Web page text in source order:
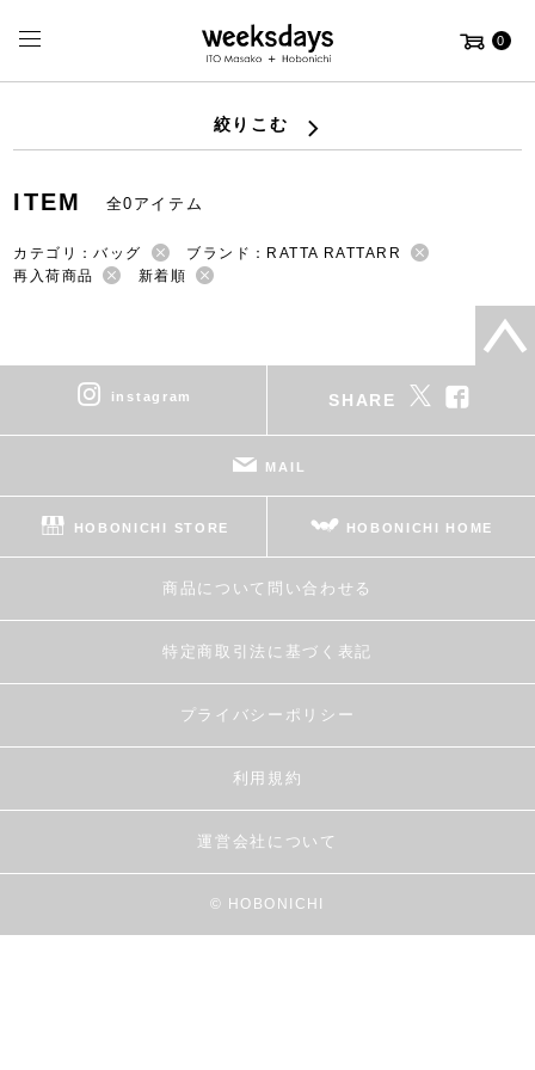
0
絞りこむ
ITEM 全0アイテム
カテゴリ：バッグ
ブランド：RATTA RATTARR
再入荷商品
新着順
instagram SHARE
MAIL
HOBONICHI STORE HOBONICHI HOME
商品について問い合わせる
特定商取引法に基づく表記
プライバシーポリシー
利用規約
運営会社について
© HOBONICHI